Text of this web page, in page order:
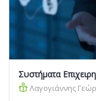
Συστήματα
Λαγογιάννης